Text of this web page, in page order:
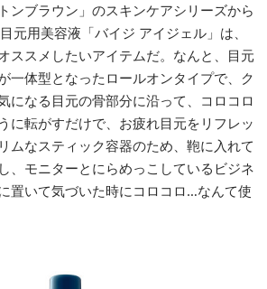
ンブラウン」のスキンケアシリーズから
元用美容液「バイジ アイジェル」は、
ススメしたいアイテムだ。なんと、目元
一体型となったロールオンタイプで、ク
になる目元の骨部分に沿って、コロコロ
に転がすだけで、お疲れ目元をリフレッ
ムなスティック容器のため、鞄に入れて
、モニターとにらめっこしているビジネ
置いて気づいた時にコロコロ…なんて使